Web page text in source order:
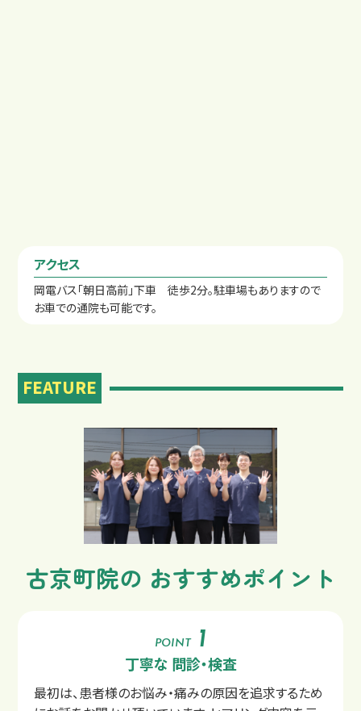
アクセス
岡電バス「朝日高前」下車 徒歩2分。駐車場もありますので
お車での通院も可能です。
FEATURE
古京町院の おすすめポイント
POINT
丁寧な 問診・検査
最初は、患者様のお悩み・痛みの原因を追求するため